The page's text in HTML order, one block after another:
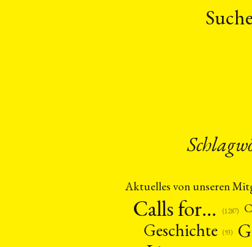
Aktuelles von unseren
Calls for… (1287)
Geschichte (93)